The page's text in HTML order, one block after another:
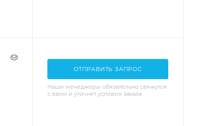
ОТПРАВИТЬ ЗАПРОС
Наши менеджеры обязательно свяжутся
с вами и уточнят условия заказа